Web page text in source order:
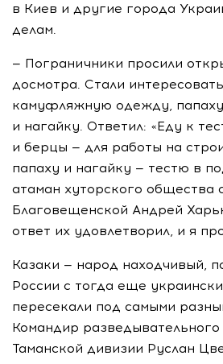
в Киев и другие города
делам.
— Пограничники просили
досмотра. Стали
камуфляжную одежду,
и нагайку. Ответил: «Еду к
и берцы — для работы на
папаху и нагайку — тестю в
атаман хуторского общества
Благовещенской Андрей
ответ их удовлетворил, и я
Казаки — народ находчивый,
России с тогда еще
пересекали под самыми
Командир
Таманской дивизии Руслан